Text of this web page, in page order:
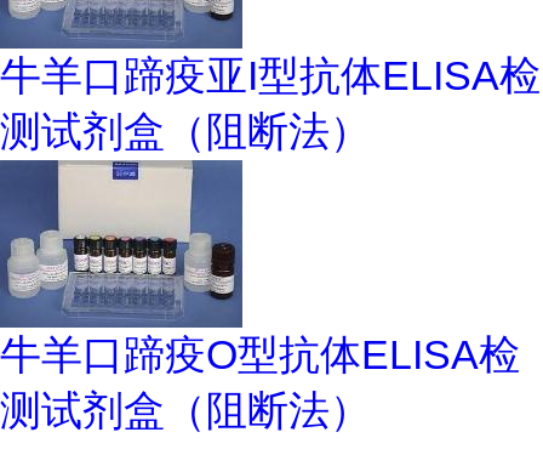
牛羊口蹄疫亚I型抗体ELISA检
测试剂盒（阻断法）
牛羊口蹄疫O型抗体ELISA检
测试剂盒（阻断法）